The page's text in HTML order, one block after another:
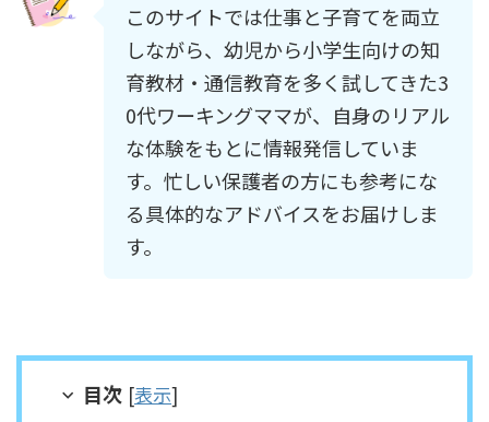
このサイトでは仕事と子育てを両立
しながら、幼児から小学生向けの知
育教材・通信教育を多く試してきた3
0代ワーキングママが、自身のリアル
な体験をもとに情報発信していま
す。忙しい保護者の方にも参考にな
る具体的なアドバイスをお届けしま
す。
目次 [表示]